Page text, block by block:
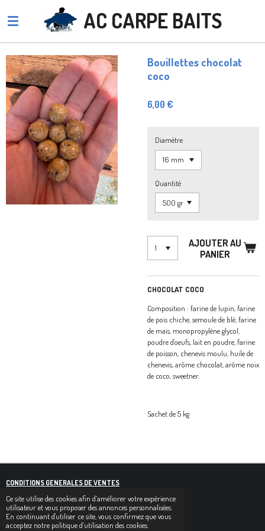
Ce site utilise des cookies afin d’améliorer votre expérience
utilisateur et vous proposer des annonces personnalisées.
En continuant d'utiliser ce site, vous confirmez que vous
acceptez notre politique d’utilisation des cookies.
au
principal
AC CARPE BAITS
Bouillettes chocolat
coco
6,00 €
Diamètre
Quantité
AJOUTER AU
PANIER
CHOCOLAT COCO
Composition : farine de lupin, farine
de pois chiche, semoule de blé, farine
de maïs, monopropylène glycol,
poudre d'oeufs, lait en poudre, farine
de poisson, chenevis moulu, huile de
chenevis, arôme chocolat, arôme noix
de coco, sweetner.
Sachet de 5 kg
CONDITIONS GENERALES DE VENTES
F
A
C
I
N
S
FRAIS DE LIVRAISON